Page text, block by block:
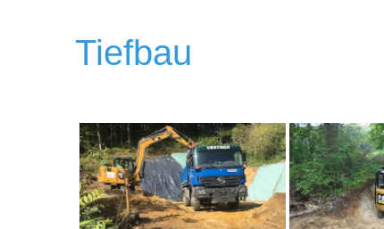
Tiefbau